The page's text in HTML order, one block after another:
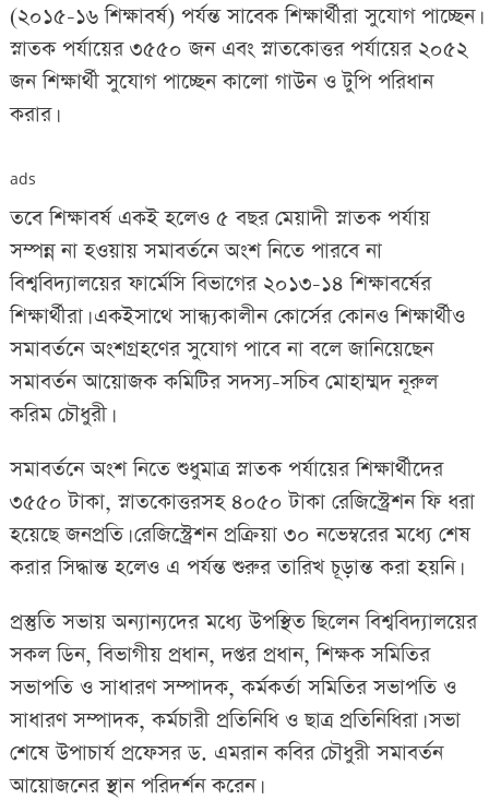
(২০১৫-১৬ শিক্ষাবর্ষ) পর্যন্ত সাবেক শিক্ষার্থীরা সুযোগ পাচ্ছেন।
স্নাতক পর্যায়ের ৩৫৫০ জন এবং স্নাতকোত্তর পর্যায়ের ২০৫২
জন শিক্ষার্থী সুযোগ পাচ্ছেন কালো গাউন ও টুপি পরিধান
করার।
ads
তবে শিক্ষাবর্ষ একই হলেও ৫ বছর মেয়াদী স্নাতক পর্যায়
সম্পন্ন না হওয়ায় সমাবর্তনে অংশ নিতে পারবে না
বিশ্ববিদ্যালয়ের ফার্মেসি বিভাগের ২০১৩-১৪ শিক্ষাবর্ষের
শিক্ষার্থীরা। একইসাথে সান্ধ্যকালীন কোর্সের কোনও শিক্ষার্থীও
সমাবর্তনে অংশগ্রহণের সুযোগ পাবে না বলে জানিয়েছেন
সমাবর্তন আয়োজক কমিটির সদস্য-সচিব মোহাম্মদ নূরুল
করিম চৌধুরী।
সমাবর্তনে অংশ নিতে শুধুমাত্র স্নাতক পর্যায়ের শিক্ষার্থীদের
৩৫৫০ টাকা, স্নাতকোত্তরসহ ৪০৫০ টাকা রেজিস্ট্রেশন ফি ধরা
হয়েছে জনপ্রতি। রেজিস্ট্রেশন প্রক্রিয়া ৩০ নভেম্বরের মধ্যে শেষ
করার সিদ্ধান্ত হলেও এ পর্যন্ত শুরুর তারিখ চূড়ান্ত করা হয়নি।
প্রস্তুতি সভায় অন্যান্যদের মধ্যে উপস্থিত ছিলেন বিশ্ববিদ্যালয়ের
সকল ডিন, বিভাগীয় প্রধান, দপ্তর প্রধান, শিক্ষক সমিতির
সভাপতি ও সাধারণ সম্পাদক, কর্মকর্তা সমিতির সভাপতি ও
সাধারণ সম্পাদক, কর্মচারী প্রতিনিধি ও ছাত্র প্রতিনিধিরা। সভা
শেষে উপাচার্য প্রফেসর ড. এমরান কবির চৌধুরী সমাবর্তন
আয়োজনের স্থান পরিদর্শন করেন।